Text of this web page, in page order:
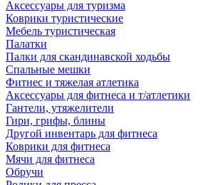
Аксессуары для туризма
Коврики туристические
Мебель туристическая
Палатки
Палки для скандинавской ходьбы
Спальные мешки
Фитнес и тяжелая атлетика
Аксессуары для фитнеса и т/атлетики
Гантели, утяжелители
Гири, грифы, блины
Другой инвентарь для фитнеса
Коврики для фитнеса
Мячи для фитнеса
Обручи